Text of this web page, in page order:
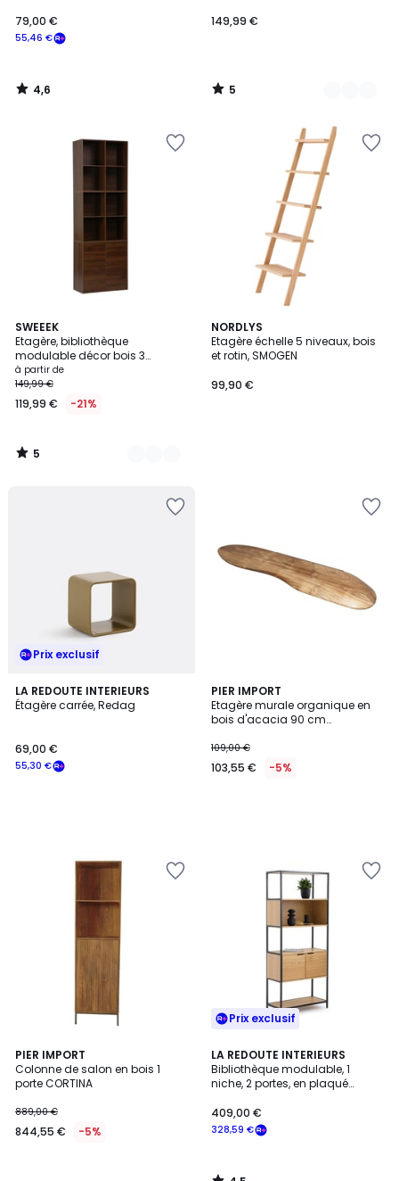
55,46 €
79,00 €
4,6
/
149,99 €
5
/
SWEEEK
Etagère, bibliothèque
modulable décor bois 3
éléments - 2 portes 8 niches
KOMPO
à partir de
149,99 €
119,99 € -21%
5
/
5
2
Couleurs
5
/
NORDLYS
Etagère échelle 5 niveaux, bois
et rotin, SMOGEN
99,90 €
Prix exclusif
LA REDOUTE INTERIEURS
Étagère carrée, Redag
55,30 €
69,00 €
PIER IMPORT
Etagère murale organique en
bois d'acacia 90 cm
109,00 €
103,55 € -5%
PIER IMPORT
Colonne de salon en bois 1
porte CORTINA
889,00 €
844,55 € -5%
Prix exclusif
LA REDOUTE INTERIEURS
Bibliothèque modulable, 1
niche, 2 portes, en plaqué
328,59 €
409,00 €
4,5
/ 5